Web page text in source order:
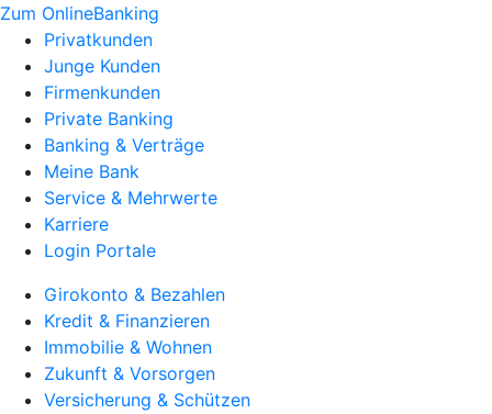
Zum OnlineBanking
Privatkunden
Junge Kunden
Firmenkunden
Private Banking
Banking & Verträge
Meine Bank
Service & Mehrwerte
Karriere
Login Portale
Girokonto & Bezahlen
Kredit & Finanzieren
Immobilie & Wohnen
Zukunft & Vorsorgen
Versicherung & Schützen